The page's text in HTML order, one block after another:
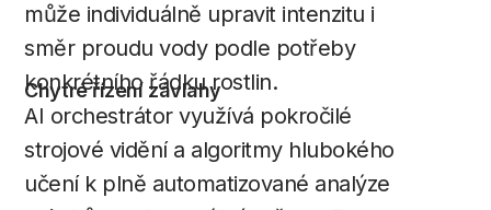
může individuálně upravit intenzitu i
směr proudu vody podle potřeby
konkrétního řádku rostlin.
Chytré řízení závlahy
AI orchestrátor využívá pokročilé
strojové vidění a algoritmy hlubokého
učení k plně automatizované analýze